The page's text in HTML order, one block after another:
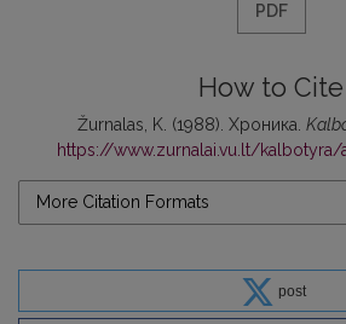
PDF
How to Cite
Žurnalas, K. (1988). Хроника.
https://www.zurnalai.vu.lt/
More Citation Formats
post